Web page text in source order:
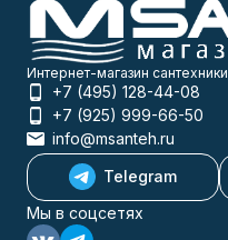
Интернет-магазин сантехники
+7 (495) 128-44-08
+7 (925) 999-66-50
info@msanteh.ru
Telegram
Мы в соцсетях